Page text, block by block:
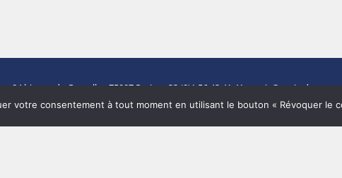
- 84 bis rue de Grenelle -75007 Paris- +33 (0)1 56 43 41 41 -paris@paris-
Carte CPI N°7501 2017 000 017 904 délivrée par la CCI de Paris.
votre consentement à tout moment en utilisant le bouton « Révoquer le